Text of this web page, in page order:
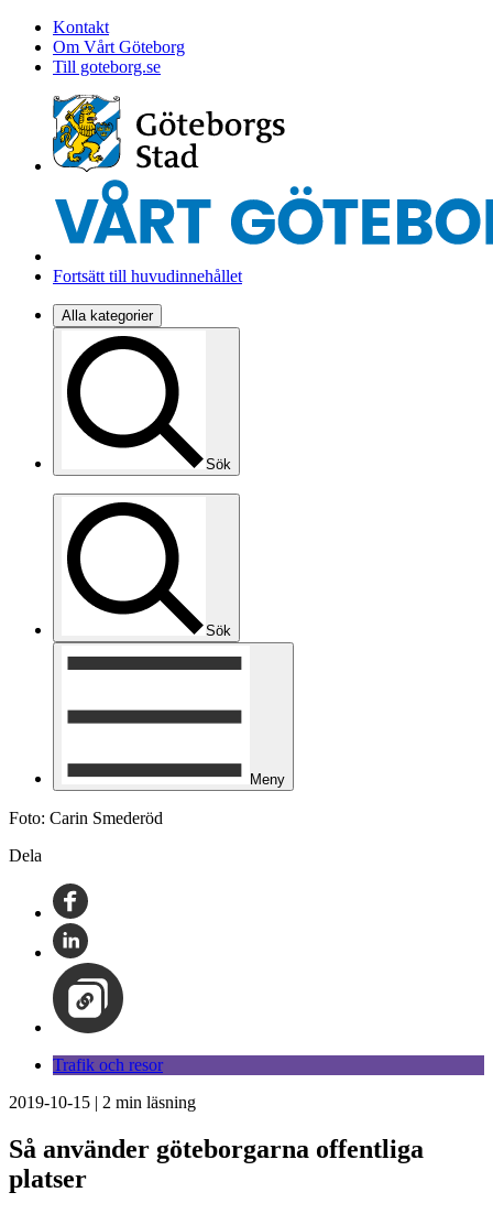
Kontakt
Om Vårt Göteborg
Till goteborg.se
Fortsätt till huvudinnehållet
Alla kategorier
Sök
Sök
Meny
Foto: Carin Smederöd
Dela
Trafik och resor
2019-10-15 | 2 min läsning
Så använder göteborgarna offentliga
platser